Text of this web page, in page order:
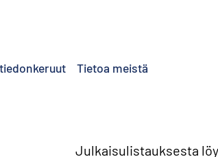
Tietoa meistä
Julkaisulistauksesta